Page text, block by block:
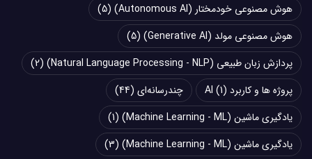
هوش مصنوعی خودمختار (Autonomous AI)
(5)
هوش مصنوعی مولد (Generative AI)
(5)
پردازش زبان طبیعی (Natural Language Processing - NLP)
(2)
پروژه ها و کاربرد AI (1) چند‌‌رسانه‌ای (44)
یادگیری ماشین (Machine Learning - ML)
(1)
یادگیری ماشین (Machine Learning - ML)
(3)